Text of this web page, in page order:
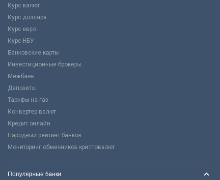
Курс валют
Курс доллара
Курс евро
Курс НБУ
Банковские карты
Инвестиционные брокеры
Межбанк
Депозиты
Тарифы на газ
Конвертер валют
Кредит онлайн
Народный рейтинг банков
Мониторинг обменников криптовалют
Популярные банки